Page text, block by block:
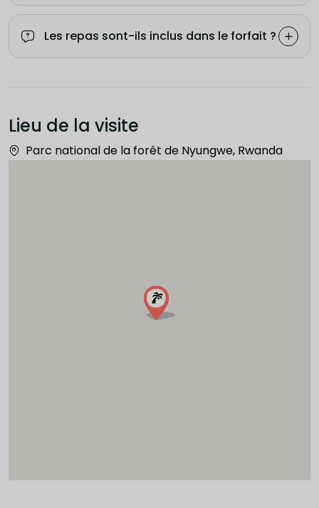
Les repas sont-ils inclus dans le forfait ?
Lieu de la visite
Parc national de la forêt de Nyungwe, Rwanda